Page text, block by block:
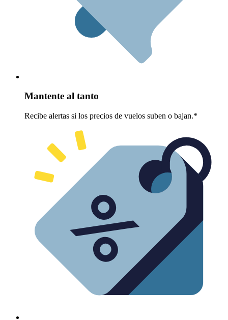
Mantente al tanto
Recibe alertas si los precios de vuelos suben o bajan.*